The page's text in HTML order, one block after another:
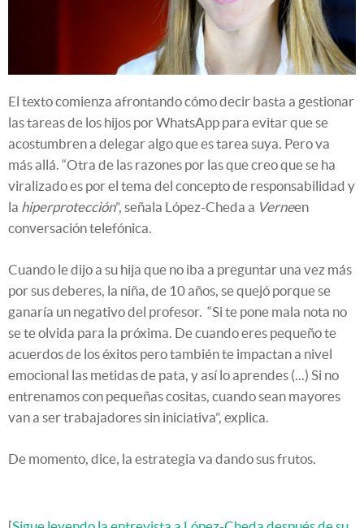
El texto comienza afrontando cómo decir basta a gestionar
las tareas de los hijos por WhatsApp para evitar que se
acostumbren a delegar algo que es tarea suya. Pero va
más allá. “Otra de las razones por las que creo que se ha
viralizado es por el tema del concepto de responsabilidad y
la hiperprotección”, señala López-Cheda a Verneen
conversación telefónica.
Cuando le dijo a su hija que no iba a preguntar una vez más
por sus deberes, la niña, de 10 años, se quejó porque se
ganaría un negativo del profesor. “Si te pone mala nota no
se te olvida para la próxima. De cuando eres pequeño te
acuerdos de los éxitos pero también te impactan a nivel
emocional las metidas de pata, y así lo aprendes (...) Si no
entrenamos con pequeñas cositas, cuando sean mayores
van a ser trabajadores sin iniciativa”, explica.
De momento, dice, la estrategia va dando sus frutos.